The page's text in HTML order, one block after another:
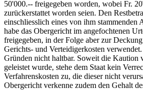
50'000.-- freigegeben worden, wobei Fr.
zurückerstattet worden seien. Den
einschliesslich eines von ihm stammenden
habe das Obergericht im angefochtenen
freigegeben, in der Folge aber zur
Gerichts- und Verteidigerkosten
Gründen nicht haltbar. Soweit die Kaution
geleistet wurde, stehe dem Staat kein
Verfahrenskosten zu, die dieser nicht
Obergericht verkenne zudem den Gehalt